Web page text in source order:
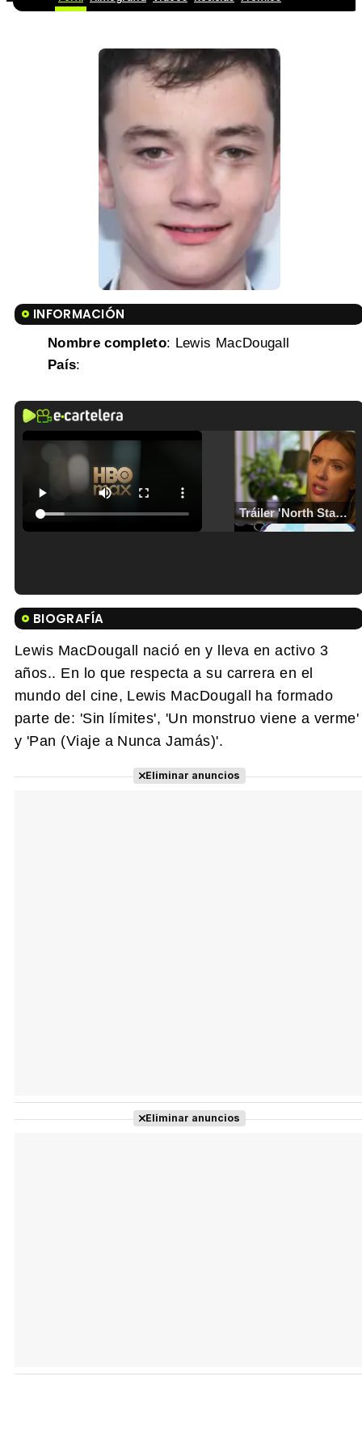
INFORMACIÓN
Nombre completo: Lewis MacDougall
País:
Tráiler 'North Star' (2023)
Tráiler en español de 'La isla olvidada'
BIOGRAFÍA
Lewis MacDougall nació en y lleva en activo 3
años.. En lo que respecta a su carrera en el
mundo del cine, Lewis MacDougall ha formado
parte de: 'Sin límites', 'Un monstruo viene a verme'
y 'Pan (Viaje a Nunca Jamás)'.
Eliminar anuncios
Eliminar anuncios